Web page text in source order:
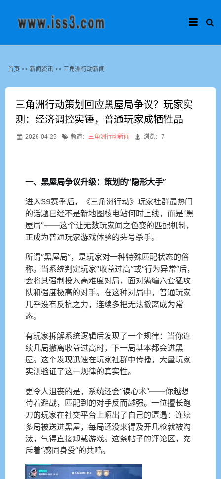
首页 >>新闻资讯 >>三角洲行动新闻
三角洲行动策划回应黑屋局争议？玩家实
测：经济调控实锤，普通玩家成牺牲品
2026-04-25 频道： 三角洲行动新闻 浏览：7
一、黑屋局争议升级：策划的“隐形大手”
进入S9赛季后，《三角洲行动》玩家社群最热门
的话题已经不是新地图核电站何时上线，而是“黑
屋局”——这个让无数玩家闻之色变的匹配机制，
正成为普通玩家游戏体验的头号杀手。
所谓“黑屋局”，是玩家对一种特殊匹配状态的俗
称。当系统判定玩家“收益过高”或“行为异常”后，
会将其强制投入高难度对局，面对满编六套猛攻
队和强度极高的对手。在这种对局中，普通玩家
几乎没有反抗之力，连续多把无法撤离成为常
态。
有玩家拆解系统逻辑后发现了一个规律：当你连
续几局撤离收益过高时，下一局基本都会进黑
屋。这个发现迅速在玩家社群中传播，大量玩家
实测验证了这一规律的真实性。
更令人沮丧的是，系统还会“读心术”——你越想
苟着避战，匹配到的对手反而越强。一位擅长跑
刀的玩家在社交平台上晒出了自己的遭遇：连续
多局被送进黑屋，每局还没来得及开几枪就被淘
汰，气得直接卸载游戏。这条帖子的评论区，充
斥着“感同身受”的共鸣。